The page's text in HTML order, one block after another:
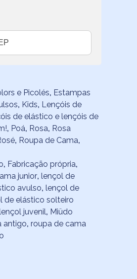
e Picolés, Estampas
, Kids, Lençóis de
de elástico e lençóis de
, Poá, Rosa, Rosa
, Roupa de Cama,
, Fabricação própria,
junior,lençol de
avulso,lençol de
de elástico solteiro
juvenil, Miüdo
antigo,roupa de cama